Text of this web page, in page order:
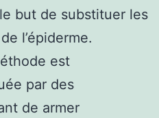
but de substituer les
l’épiderme.
est
par des
de armer